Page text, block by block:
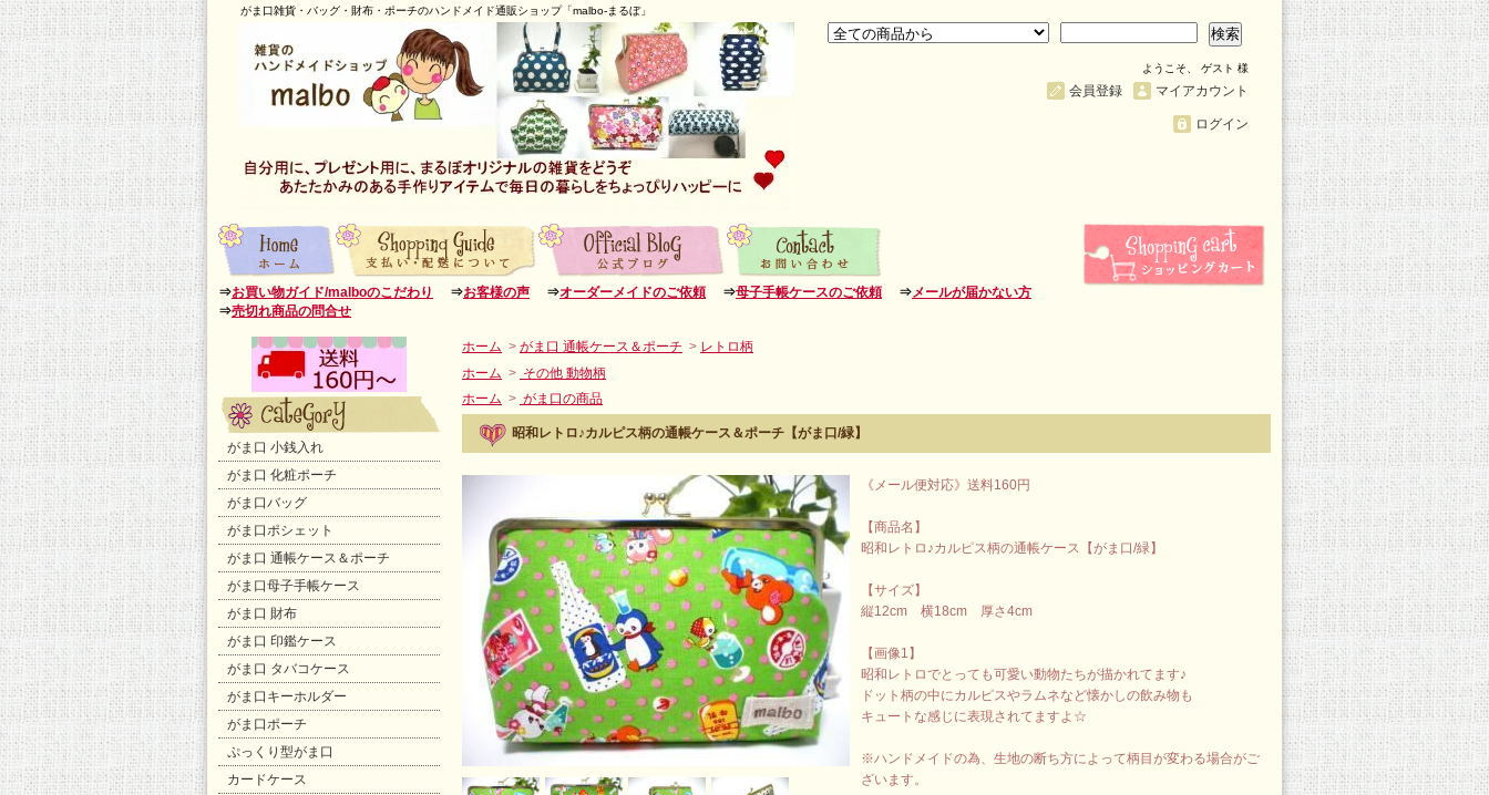
がま口雑貨・バッグ・財布・ポーチのハンドメイド通販ショップ「malbo-まるぼ」
検索
ようこそ、 ゲスト 様
マイアカウント
会員登録
ログイン
⇒お買い物ガイド/malboのこだわり ⇒お客様の声 ⇒オーダーメイドのご依頼 ⇒母子手帳ケースのご依頼 ⇒メールが届かない方
⇒売切れ商品の問合せ
がま口 小銭入れ
がま口 化粧ポーチ
がま口バッグ
がま口ポシェット
がま口 通帳ケース＆ポーチ
がま口母子手帳ケース
がま口 財布
がま口 印鑑ケース
がま口 タバコケース
がま口キーホルダー
がま口ポーチ
ぷっくり型がま口
カードケース
ホーム > がま口 通帳ケース＆ポーチ > レトロ柄
ホーム > その他 動物柄
ホーム > がま口の商品
昭和レトロ♪カルピス柄の通帳ケース＆ポーチ【がま口/緑】
《メール便対応》送料160円
【商品名】
昭和レトロ♪カルピス柄の通帳ケース【がま口/緑】
【サイズ】
縦12cm 横18cm 厚さ4cm
【画像1】
昭和レトロでとっても可愛い動物たちが描かれてます♪
ドット柄の中にカルピスやラムネなど懐かしの飲み物も
キュートな感じに表現されてますよ☆
※ハンドメイドの為、生地の断ち方によって柄目が変わる場合がご
ざいます。